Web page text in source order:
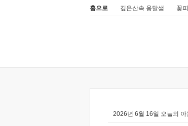
홈으로 깊은산속 옹달샘 꽃
2026년 6월 16일 오늘의 아